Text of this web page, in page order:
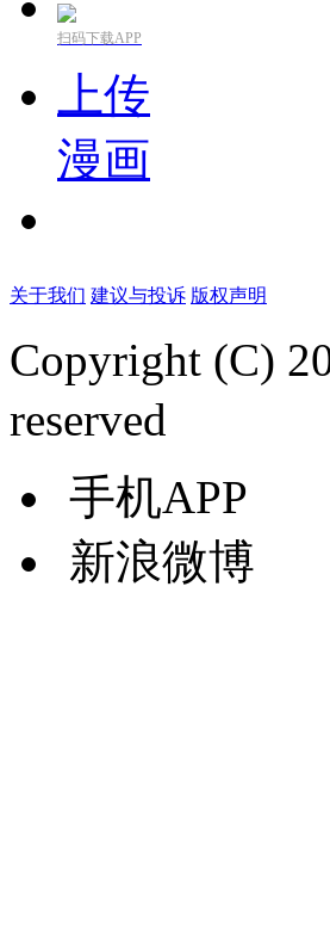
扫码下载APP
上传
漫画
关于我们 建议与投诉 版权声明
Copyright (C)
reserved
手机APP
新浪微博